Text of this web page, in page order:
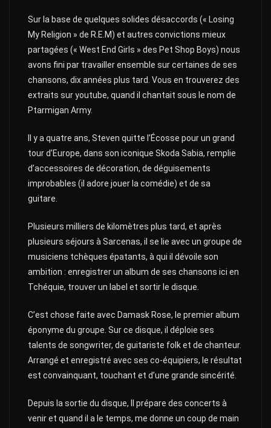
Sur la base de quelques solides désaccords (« Losing
My Religion » de R.E.M) et autres convictions mieux
partagées (« West End Girls » des Pet Shop Boys) nous
avons fini par travailler ensemble sur certaines de ses
chansons, dix années plus tard. Vous en trouverez des
extraits sur youtube, quand il chantait sous le nom de
Ptarmigan Army.
Il y a quatre ans, Steven quitte l’Écosse pour un grand
tour d’Europe, dans son iconique Skoda Sabia, remplie
d’accessoires de décoration, de déguisements
improbables (il adore jouer la comédie) et de sa
guitare.
Plusieurs milliers de kilomètres plus tard, et après
plusieurs séjours à Sarcenas, il se lie avec un groupe de
musiciens tchèques épatants, à qui il dévoile son
ambition : enregistrer un album de ses chansons ici en
Tchéquie, trouver un label et sortir le disque.
C’est chose faite avec Damask Rose, le premier album
éponyme du groupe. Sur ce disque, il déploie ses
talents de songwriter, de guitariste folk et de chanteur.
Arrangé et enregistré avec ses co-équipiers, le résultat
est convainquant, touchant et d’une grande sincérité.
Depuis la sortie du disque, Il prépare des concerts à
venir et quand il a le temps, me donne un coup de main